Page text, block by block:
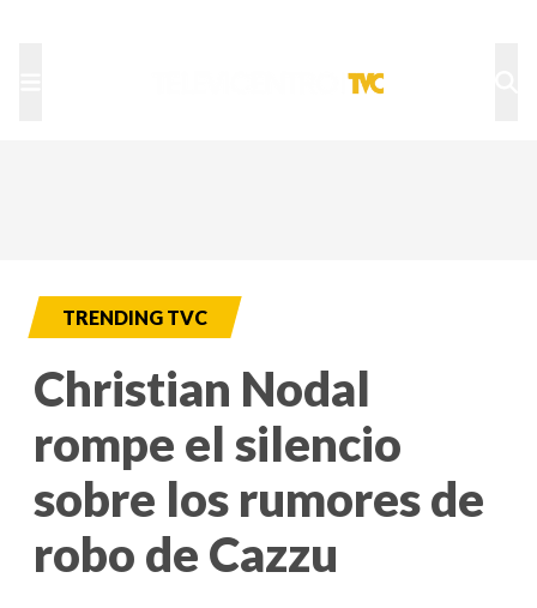
TRENDING TVC
Christian Nodal
rompe el silencio
sobre los rumores de
robo de Cazzu